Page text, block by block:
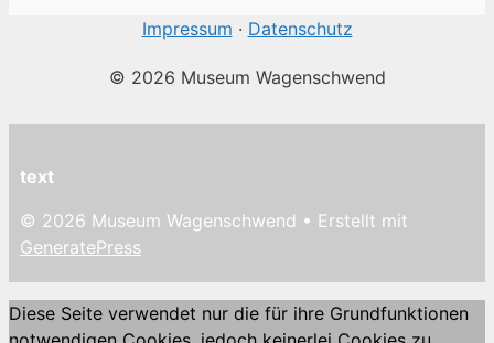
Impressum · Datenschutz
© 2026 Museum Wagenschwend
text
© 2026 Museum Wagenschwend • Erstellt mit
GeneratePress
Diese Seite verwendet nur die für ihre Grundfunktionen